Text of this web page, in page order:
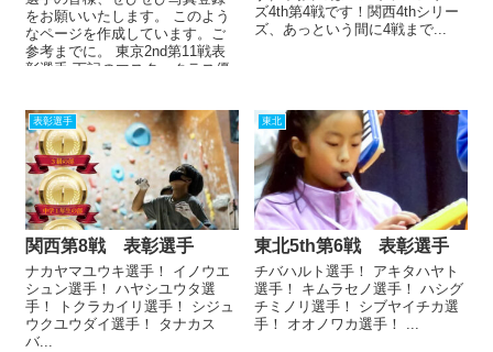
をお願いいたします。 このよう
なページを作成しています。ご
参考までに。 東京2nd第11戦表
彰選手 下記のマスタークラス優
ズ4th第4戦です！関西4thシリー
ズ、あっという間に4戦まで...
表彰選手
関西第8戦 表彰選手
ナカヤマユウキ選手！ イノウエ
シュン選手！ ハヤシユウタ選
手！ トクラカイリ選手！ シジュ
ウクユウダイ選手！ タナカス
バ...
東北
東北5th第6戦 表彰選手
チバハルト選手！ アキタハヤト
選手！ キムラセノ選手！ ハシグ
チミノリ選手！ シブヤイチカ選
手！ オオノワカ選手！ ...